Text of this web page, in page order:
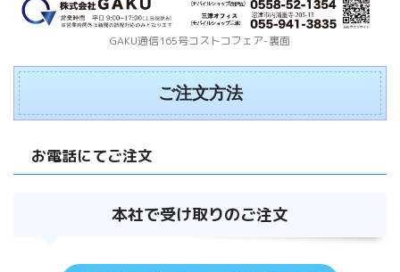
GAKU通信165号コストコフェア-裏面
ご注文方法
お電話にてご注文
本社で受け取りのご注文